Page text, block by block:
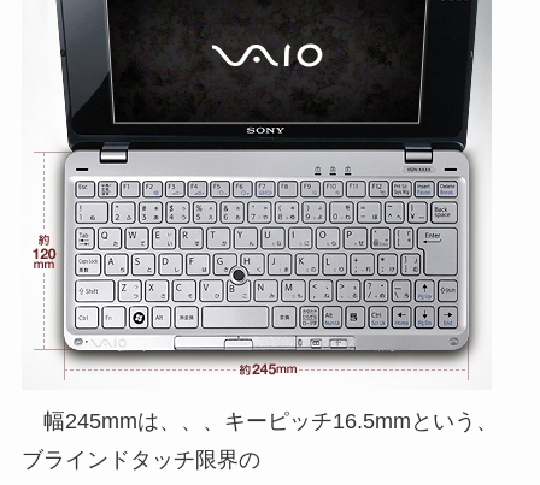
幅245mmは、、、キーピッチ16.5mmという、
ブラインドタッチ限界の